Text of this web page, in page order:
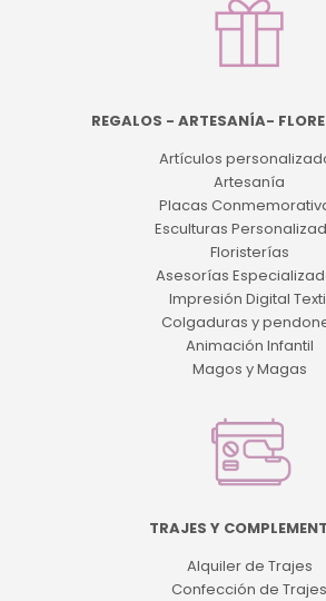
REGALOS - ARTESANÍA-
Artículos
Artesanía
Placas
Esculturas
Floristerías
Asesorías
Impresión Digital
Colgaduras y
Animación Infantil
Magos y Magas
TRAJES Y
Alquiler de Trajes
Confección de Trajes